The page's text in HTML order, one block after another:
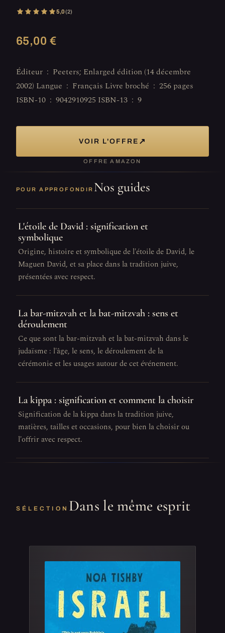
5,0(2)
65,00 €
Éditeur ‏ : ‎ Peeters; Enlarged édition (14 décembre
2002) Langue ‏ : ‎ Français Livre broché ‏ : ‎ 256 pages
ISBN-10 ‏ : ‎ 9042910925 ISBN-13 ‏ : ‎ 9
VOIR L'OFFRE ↗
OFFRE AMAZON
POUR APPROFONDIR Nos guides
L'étoile de David : signification et
symbolique
Origine, histoire et symbolique de l'étoile de David, le
Maguen David, et sa place dans la tradition juive,
présentées avec respect.
La bar-mitzvah et la bat-mitzvah : sens et
déroulement
Ce que sont la bar-mitzvah et la bat-mitzvah dans le
judaïsme : l'âge, le sens, le déroulement de la
cérémonie et les usages autour de cet événement.
La kippa : signification et comment la choisir
Signification de la kippa dans la tradition juive,
matières, tailles et occasions, pour bien la choisir ou
l'offrir avec respect.
SÉLECTION Dans le même esprit